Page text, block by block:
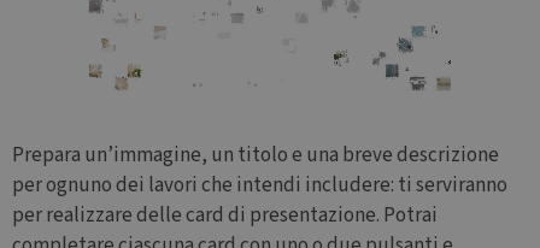
Prepara un’immagine, un titolo e una breve descrizione
per ognuno dei lavori che intendi includere: ti serviranno
per realizzare delle card di presentazione. Potrai